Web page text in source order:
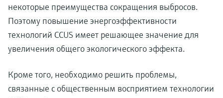
некоторые преимущества сокращения выбросов.
Поэтому повышение энергоэффективности
технологий CCUS имеет решающее значение для
увеличения общего экологического эффекта.
Кроме того, необходимо решить проблемы,
связанные с общественным восприятием технологии